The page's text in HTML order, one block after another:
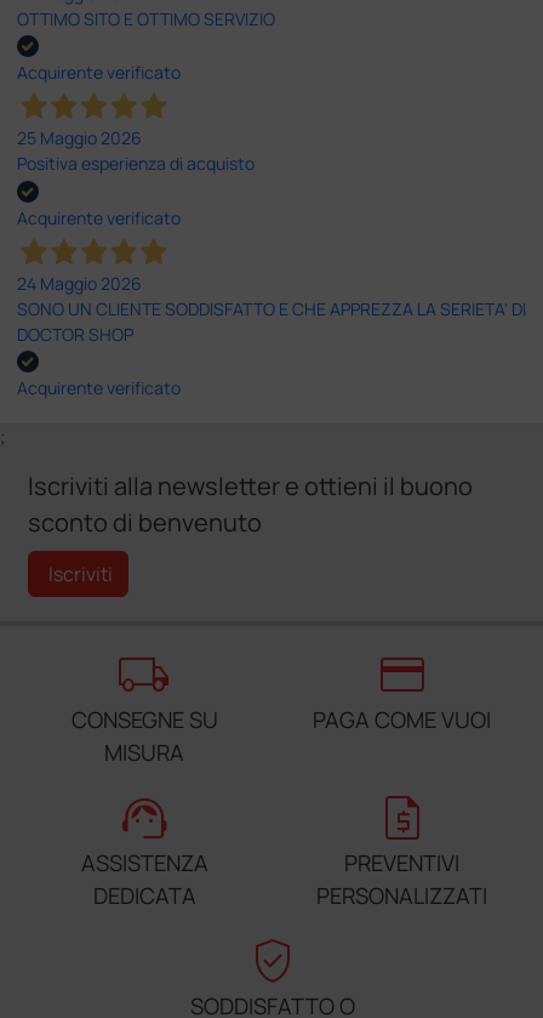
OTTIMO SITO E OTTIMO SERVIZIO
Acquirente verificato
25 Maggio 2026
Positiva esperienza di acquisto
Acquirente verificato
24 Maggio 2026
SONO UN CLIENTE SODDISFATTO E CHE APPREZZA LA SERIETA' DI
DOCTOR SHOP
Acquirente verificato
;
Iscriviti alla newsletter e ottieni il buono
sconto di benvenuto
Iscriviti
local_shipping
CONSEGNE SU
MISURA
credit_card
PAGA COME VUOI
support_agent
ASSISTENZA
DEDICATA
request_quote
PREVENTIVI
PERSONALIZZATI
verified_user
SODDISFATTO O